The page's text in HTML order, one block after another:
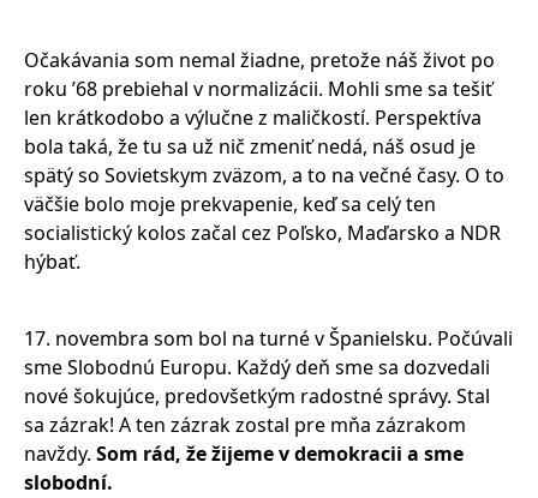
Očakávania som nemal žiadne, pretože náš život po
roku ’68 prebiehal v normalizácii. Mohli sme sa tešiť
len krátkodobo a výlučne z maličkostí. Perspektíva
bola taká, že tu sa už nič zmeniť nedá, náš osud je
spätý so Sovietskym zväzom, a to na večné časy. O to
väčšie bolo moje prekvapenie, keď sa celý ten
socialistický kolos začal cez Poľsko, Maďarsko a NDR
hýbať.
17. novembra som bol na turné v Španielsku. Počúvali
sme Slobodnú Europu. Každý deň sme sa dozvedali
nové šokujúce, predovšetkým radostné správy. Stal
sa zázrak! A ten zázrak zostal pre mňa zázrakom
navždy. Som rád, že žijeme v demokracii a sme
slobodní.